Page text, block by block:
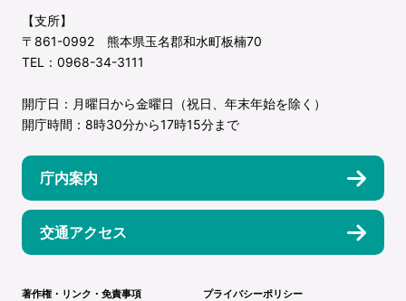
【支所】
〒861-0992 熊本県玉名郡和水町板楠70
TEL：0968-34-3111
開庁日：月曜日から金曜日（祝日、年末年始を除く）
開庁時間：8時30分から17時15分まで
庁内案内
交通アクセス
著作権・リンク・免責事項 プライバシーポリシー